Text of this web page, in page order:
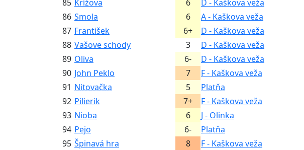
85 Krížova 6 D - Kaškova veža
86 Smola 6 A - Kaškova veža
87 František 6+ D - Kaškova veža
88 Vašove schody 3 D - Kaškova veža
89 Oliva 6- D - Kaškova veža
90 John Peklo 7 F - Kaškova veža
91 Nitovačka 5 Platňa
92 Pilierik 7+ F - Kaškova veža
93 Nioba 6 J - Olinka
94 Pejo 6- Platňa
95 Špinavá hra 8 F - Kaškova veža